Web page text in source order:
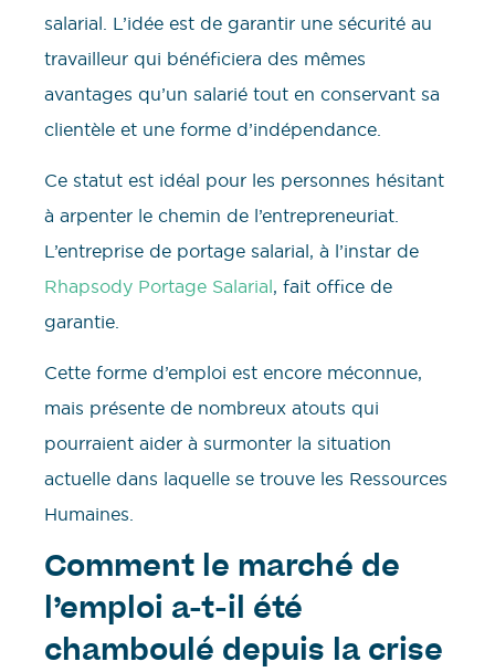
salarial. L’idée est de garantir une sécurité au
travailleur qui bénéficiera des mêmes
avantages qu’un salarié tout en conservant sa
clientèle et une forme d’indépendance.
Ce statut est idéal pour les personnes hésitant
à arpenter le chemin de l’entrepreneuriat.
L’entreprise de portage salarial, à l’instar de
Rhapsody Portage Salarial, fait office de
garantie.
Cette forme d’emploi est encore méconnue,
mais présente de nombreux atouts qui
pourraient aider à surmonter la situation
actuelle dans laquelle se trouve les Ressources
Humaines.
Comment le marché de
l’emploi a-t-il été
chamboulé depuis la crise